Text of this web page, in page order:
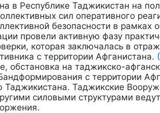
в Республике Таджикистан на
сил оперативного
безопасности в рамках
провели активную фазу
которая заключалась в
с территории Афганистана.
на таджикско-
с территории
Таджикистана. Таджикские
силовыми структурами